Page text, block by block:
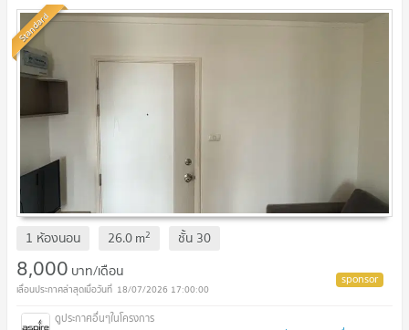
Standard
1 ห้องนอน 26.0m2 ชั้น 30
8,000 บาท/เดือน
18/07/2026 17:00:00